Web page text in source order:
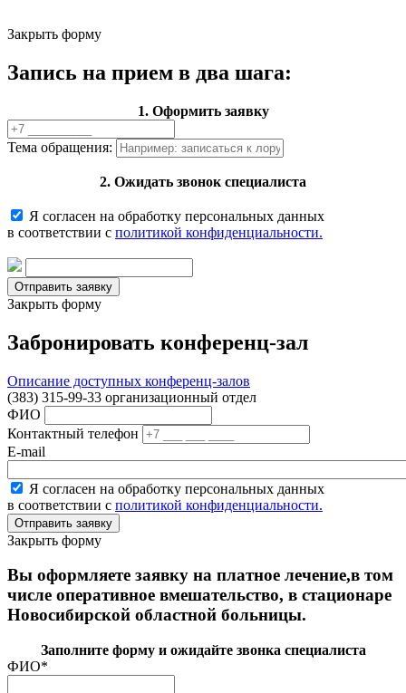
Закрыть форму
Запись на прием в два шага:
1. Оформить заявку
Тема обращения:
2. Ожидать звонок специалиста
Я согласен на обработку персональных данных
в соответствии с политикой конфиденциальности.
Закрыть форму
Забронировать конференц-зал
Описание доступных конференц-залов
(383) 315-99-33 организационный отдел
ФИО
Контактный телефон
E-mail
Я согласен на обработку персональных данных
в соответствии с политикой конфиденциальности.
Закрыть форму
Вы оформляете заявку на платное лечение,в том
числе оперативное вмешательство, в стационаре
Новосибирской областной больницы.
Заполните форму и ожидайте звонка специалиста
ФИО*